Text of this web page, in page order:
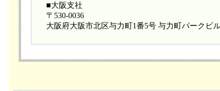
■大阪支社
〒530-0036
大阪府大阪市北区与力町1番5号 与力町パークビ